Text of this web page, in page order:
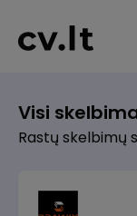
Visi
Rastų skelbimų